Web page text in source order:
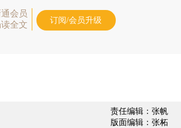
会员
全文
订阅/会员升级
责任编辑：张帆
版面编辑：张柘